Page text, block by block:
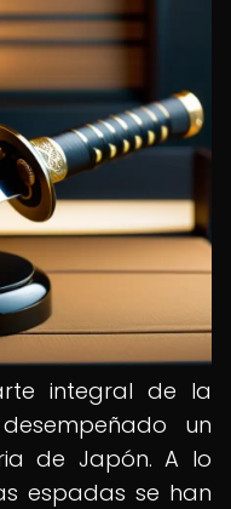
integral de la
un
de Japón. A lo
espadas se han